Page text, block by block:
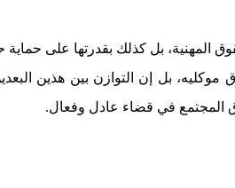
المهنية، بل كذلك بقدرتها على
بل إن التوازن بين هذين
المجتمع في قضاء عادل وفعال.